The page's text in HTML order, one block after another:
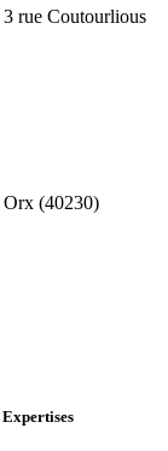
3 rue Coutourlious
Orx (40230)
Expertises